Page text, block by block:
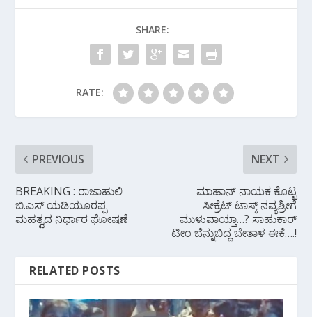
o A
p
p
a
m
SHARE:
RATE:
PREVIOUS
BREAKING : ರಾಜಾಹುಲಿ
ಬಿ.ಎಸ್ ಯಡಿಯೂರಪ್ಪ
ಮಹತ್ವದ ನಿರ್ಧಾರ ಘೋಷಣೆ
NEXT
ಮಾಹಾನ್ ನಾಯಕ ಕೊಟ್ಟ
ಸೀಕ್ರೆಟ್ ಟಾಸ್ಕ್ ನವ್ಯಶ್ರೀಗೆ
ಮುಳುವಾಯ್ತಾ…? ಸಾಹುಕಾರ್
ಟೀಂ ಬೆನ್ನುಬಿದ್ದ ಬೇತಾಳ ಈಕೆ….!
RELATED POSTS